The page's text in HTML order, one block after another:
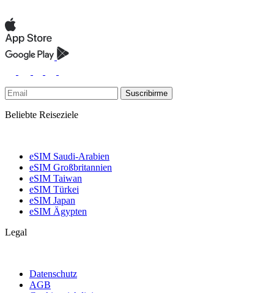
Suscribirme
Beliebte Reiseziele
eSIM Saudi-Arabien
eSIM Großbritannien
eSIM Taiwan
eSIM Türkei
eSIM Japan
eSIM Ägypten
Legal
Datenschutz
AGB